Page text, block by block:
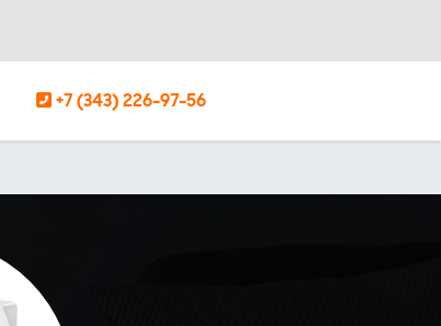
+7 (343) 226-97-56